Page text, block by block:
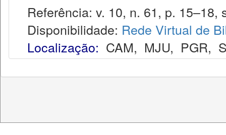
Referência: v. 10, n. 61, p. 15–18,
Disponibilidade: Rede Virtual de
Localização: CAM, MJU, PGR,